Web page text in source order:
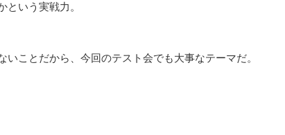
という実戦力。
ことだから、今回のテスト会でも大事なテーマだ。